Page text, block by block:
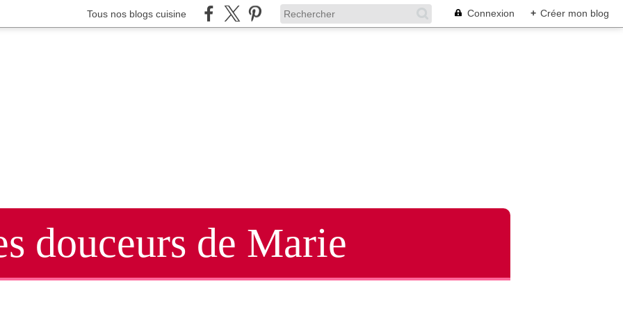
Tous nos blogs cuisine Connexion + Créer mon blog
douceurs de Marie